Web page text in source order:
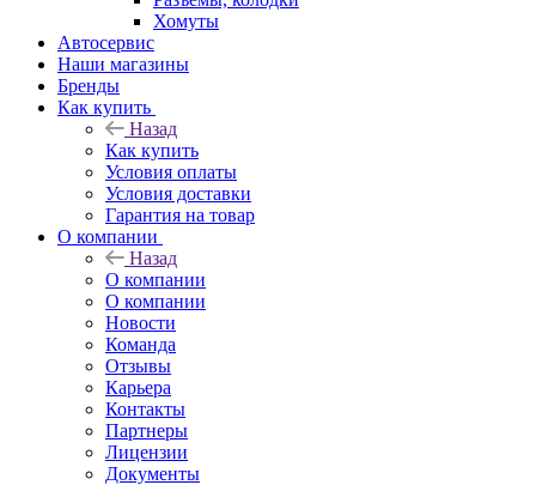
Хомуты
Автосервис
Наши магазины
Бренды
Как купить
Назад
Как купить
Условия оплаты
Условия доставки
Гарантия на товар
О компании
Назад
О компании
О компании
Новости
Команда
Отзывы
Карьера
Контакты
Партнеры
Лицензии
Документы